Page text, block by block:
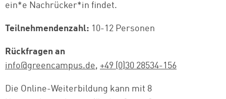
ein*e Nachrücker*in findet.
Teilnehmendenzahl: 10-12 Personen
Rückfragen an
info@greencampus.de, +49 (0)30 28534-156
Die Online-Weiterbildung kann mit 8